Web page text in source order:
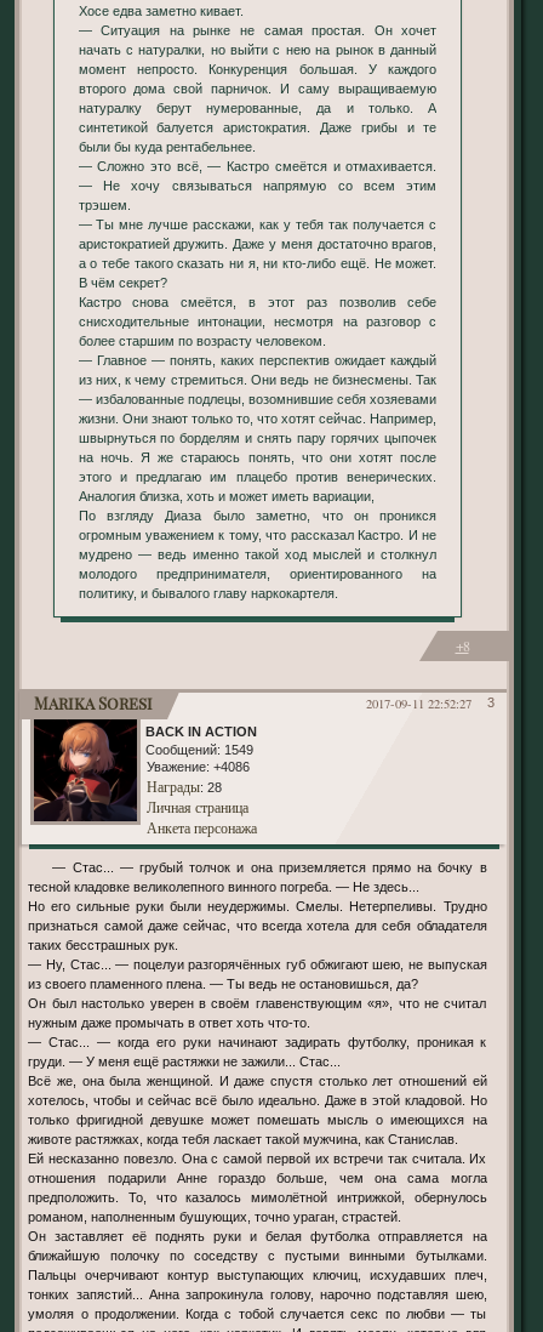
Хосе едва заметно кивает.
— Ситуация на рынке не самая простая. Он хочет
начать с натуралки, но выйти с нею на рынок в данный
момент непросто. Конкуренция большая. У каждого
второго дома свой парничок. И саму выращиваемую
натуралку берут нумерованные, да и только. А
синтетикой балуется аристократия. Даже грибы и те
были бы куда рентабельнее.
— Сложно это всё, — Кастро смеётся и отмахивается.
— Не хочу связываться напрямую со всем этим
трэшем.
— Ты мне лучше расскажи, как у тебя так получается с
аристократией дружить. Даже у меня достаточно врагов,
а о тебе такого сказать ни я, ни кто-либо ещё. Не может.
В чём секрет?
Кастро снова смеётся, в этот раз позволив себе
снисходительные интонации, несмотря на разговор с
более старшим по возрасту человеком.
— Главное — понять, каких перспектив ожидает каждый
из них, к чему стремиться. Они ведь не бизнесмены. Так
— избалованные подлецы, возомнившие себя хозяевами
жизни. Они знают только то, что хотят сейчас. Например,
швырнуться по борделям и снять пару горячих цыпочек
на ночь. Я же стараюсь понять, что они хотят после
этого и предлагаю им плацебо против венерических.
Аналогия близка, хоть и может иметь вариации,
По взгляду Диаза было заметно, что он проникся
огромным уважением к тому, что рассказал Кастро. И не
мудрено — ведь именно такой ход мыслей и столкнул
молодого предпринимателя, ориентированного на
политику, и бывалого главу наркокартеля.
+8
3
2017-09-11 22:52:27
Marika Soresi
BACK IN ACTION
Сообщений: 1549
Уважение: +4086
Награды: 28
Личная страница
Анкета персонажа
— Стас... — грубый толчок и она приземляется прямо на бочку в
тесной кладовке великолепного винного погреба. — Не здесь...
Но его сильные руки были неудержимы. Смелы. Нетерпеливы. Трудно
признаться самой даже сейчас, что всегда хотела для себя обладателя
таких бесстрашных рук.
— Ну, Стас... — поцелуи разгорячённых губ обжигают шею, не выпуская
из своего пламенного плена. — Ты ведь не остановишься, да?
Он был настолько уверен в своём главенствующим «я», что не считал
нужным даже промычать в ответ хоть что-то.
— Стас... — когда его руки начинают задирать футболку, проникая к
груди. — У меня ещё растяжки не зажили... Стас...
Всё же, она была женщиной. И даже спустя столько лет отношений ей
хотелось, чтобы и сейчас всё было идеально. Даже в этой кладовой. Но
только фригидной девушке может помешать мысль о имеющихся на
животе растяжках, когда тебя ласкает такой мужчина, как Станислав.
Ей несказанно повезло. Она с самой первой их встречи так считала. Их
отношения подарили Анне гораздо больше, чем она сама могла
предположить. То, что казалось мимолётной интрижкой, обернулось
романом, наполненным бушующих, точно ураган, страстей.
Он заставляет её поднять руки и белая футболка отправляется на
ближайшую полочку по соседству с пустыми винными бутылками.
Пальцы очерчивают контур выступающих ключиц, исхудавших плеч,
тонких запястий... Анна запрокинула голову, нарочно подставляя шею,
умоляя о продолжении. Когда с тобой случается секс по любви — ты